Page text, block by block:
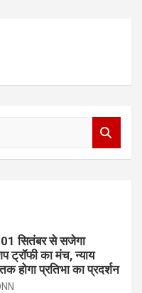
सितंबर से सजेगा
ट्रॉफी का मंच, न्याय
होगा प्रतिभा का प्रदर्शन